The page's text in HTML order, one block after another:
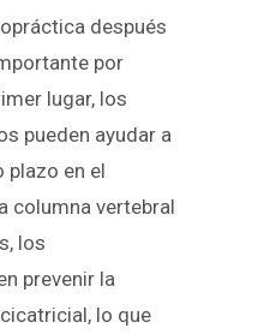
después
por
lugar, los
pueden ayudar a
plazo en el
columna vertebral
los
prevenir la
lo que